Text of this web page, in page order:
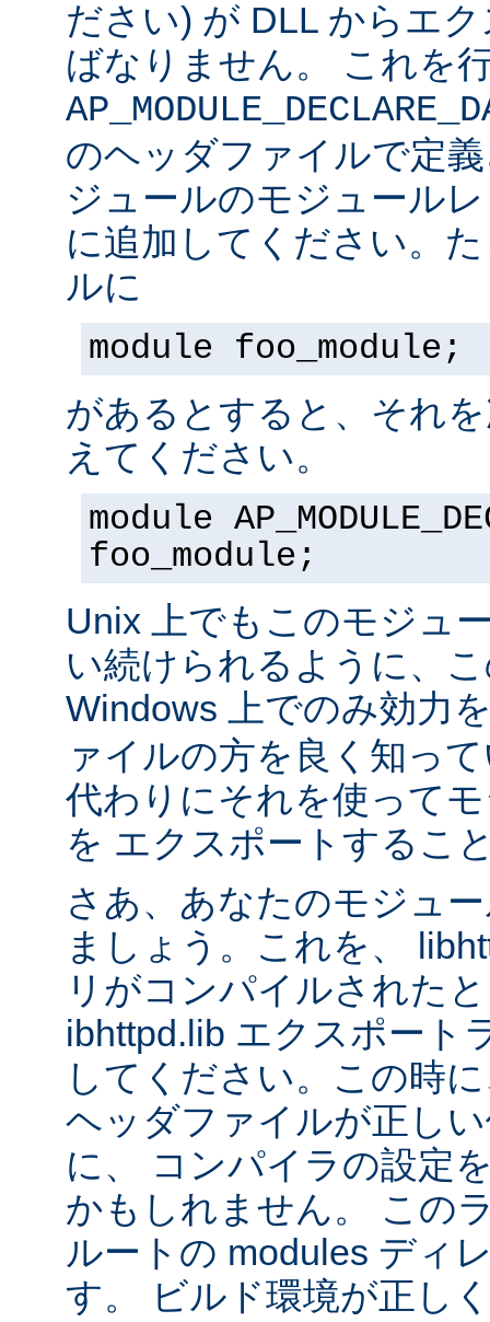
ださい) が DLL からエ
ばなりません。 これを
のヘッダファイルで定
ジュールのモジュール
に追加してください。
ルに
module foo_module;
があるとすると、それ
えてください。
module
foo_module;
Unix 上でもこのモジュ
い続けられるように、
Windows 上でのみ効力
ァイルの方を良く知っ
代わりにそれを使って
を エクスポートするこ
さあ、あなたのモジュ
ましょう。これを、
リがコンパイルされた
ibhttpd.lib エクスポート
してください。この時
ヘッダファイルが正し
に、 コンパイラの設定
かもしれません。 この
ルートの modules ディ
す。 ビルド環境が正し